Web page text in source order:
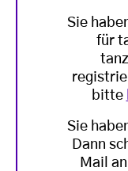
Sie
für
bitte
Sie
Dann
Mail an